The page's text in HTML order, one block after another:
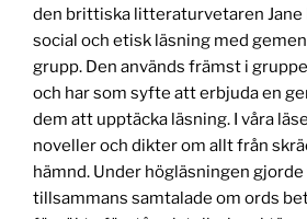
den brittiska litteraturvetaren Jane
social och etisk läsning med
grupp. Den används främst i
och har som syfte att erbjuda en
dem att upptäcka läsning. I våra
noveller och dikter om allt från
hämnd. Under högläsningen
tillsammans samtalade om ords